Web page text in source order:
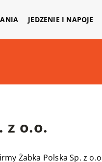
JEDZENIE I NAPOJE
z o.o.
Żabka Polska Sp. z